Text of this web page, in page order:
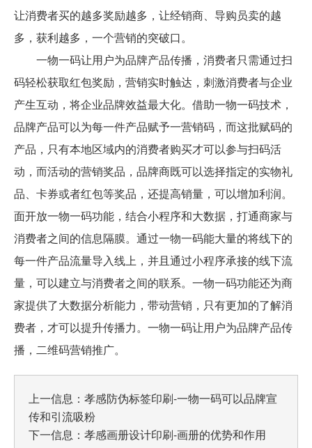
让消费者买的越多奖励越多，让经销商、导购员卖的越
多，获利越多，一个营销的突破口。
一物一码让用户为品牌产品传播，消费者只需通过扫
码轻松获取红包奖励，营销实时触达，刺激消费者与企业
产生互动，将企业品牌效益最大化。借助一物一码技术，
品牌产品可以为每一件产品赋予一营销码，而这批赋码的
产品，只有本地区域内的消费者购买才可以参与扫码活
动，而活动的营销奖品，品牌商既可以选择指定的实物礼
品、卡券或者红包等奖品，还提高销量，可以增加利润。
面开放一物一码功能，结合小程序和大数据，打通商家与
消费者之间的信息隔膜。通过一物一码能大量的将线下的
每一件产品流量导入线上，并且通过小程序承接的线下流
量，可以建立与消费者之间的联系。一物一码功能还为商
家提供了大数据分析能力，带动营销，只有更加的了解消
费者，才可以提升传播力。一物一码让用户为品牌产品传
播，二维码营销推广。
上一信息： 孝感防伪标签印刷-一物一码可以品牌宣
传和引流吸粉
下一信息： 孝感画册设计印刷-画册的优势和作用